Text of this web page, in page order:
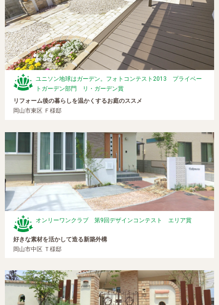
ユニソン地球はガーデン。フォトコンテスト2013 プライベー
トガーデン部門 リ・ガーデン賞
リフォーム後の暮らしを温かくするお庭のススメ
岡山市東区 Ｆ様邸
オンリーワンクラブ 第9回デザインコンテスト エリア賞
好きな素材を活かして造る新築外構
岡山市中区 Ｔ様邸